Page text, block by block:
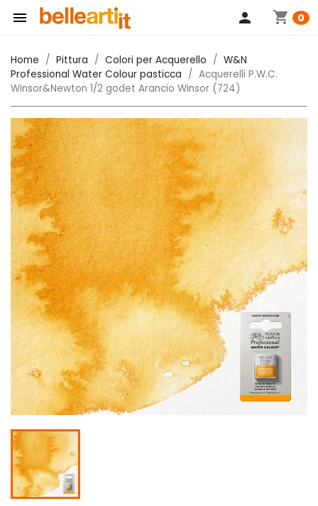
 shopping_cart 0
person
Home Pittura Colori per Acquerello
W&N
Professional Water Colour pasticca
Acquerelli P.W.C.
Winsor&Newton 1/2 godet Arancio Winsor (724)